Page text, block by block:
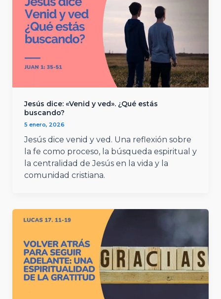
Jesús dice: «Venid y ved». ¿Qué estás
buscando?
5 enero, 2026
Jesús dice venid y ved. Una reflexión sobre
la fe como proceso, la búsqueda espiritual y
la centralidad de Jesús en la vida y la
comunidad cristiana.